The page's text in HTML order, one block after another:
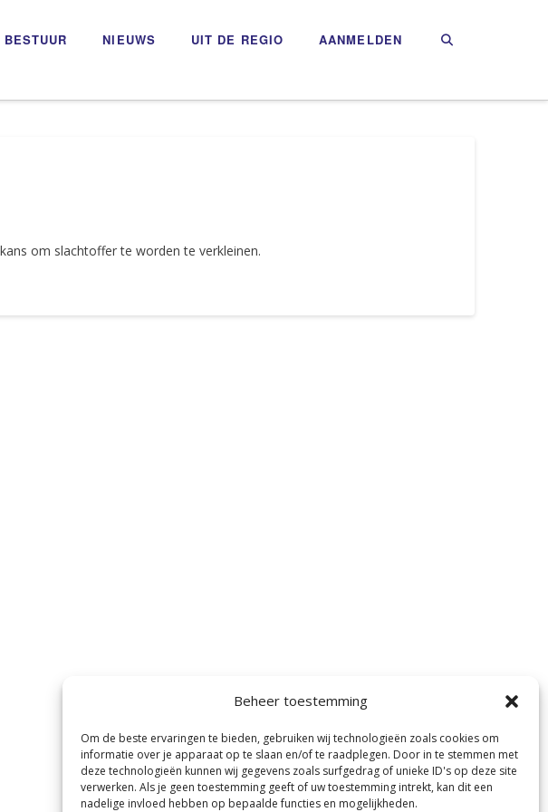
Beheer toestemming
Om de beste ervaringen te bieden, gebruiken wij technologieën zoals cookies om
informatie over je apparaat op te slaan en/of te raadplegen. Door in te stemmen met
deze technologieën kunnen wij gegevens zoals surfgedrag of unieke ID's op deze site
verwerken. Als je geen toestemming geeft of uw toestemming intrekt, kan dit een
nadelige invloed hebben op bepaalde functies en mogelijkheden.
BESTUUR NIEUWS UIT DE REGIO AANMELDEN
om slachtoffer te worden te verkleinen.